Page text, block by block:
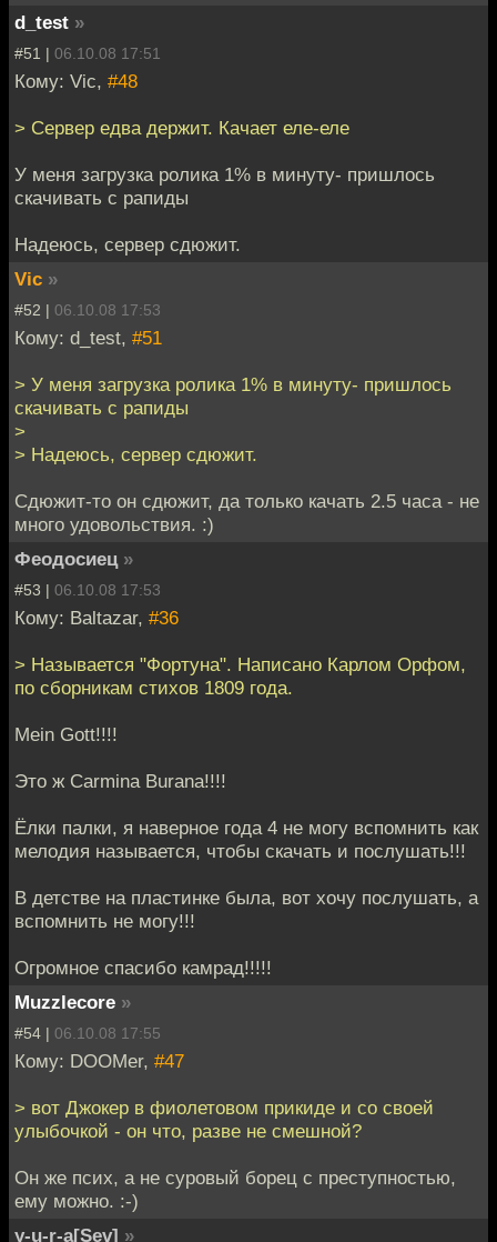
d_test »
#51 | 06.10.08 17:51
Кому: Vic, #48
> Сервер едва держит. Качает еле-еле
У меня загрузка ролика 1% в минуту- пришлось
скачивать с рапиды
Надеюсь, сервер сдюжит.
Vic »
#52 | 06.10.08 17:53
Кому: d_test, #51
> У меня загрузка ролика 1% в минуту- пришлось
скачивать с рапиды
>
> Надеюсь, сервер сдюжит.
Сдюжит-то он сдюжит, да только качать 2.5 часа - не
много удовольствия. :)
Феодосиец »
#53 | 06.10.08 17:53
Кому: Baltazar, #36
> Называется "Фортуна". Написано Карлом Орфом,
по сборникам стихов 1809 года.
Mein Gott!!!!
Это ж Carmina Burana!!!!
Ёлки палки, я наверное года 4 не могу вспомнить как
мелодия называется, чтобы скачать и послушать!!!
В детстве на пластинке была, вот хочу послушать, а
вспомнить не могу!!!
Огромное спасибо камрад!!!!!
Muzzlecore »
#54 | 06.10.08 17:55
Кому: DOOMer, #47
> вот Джокер в фиолетовом прикиде и со своей
улыбочкой - он что, разве не смешной?
Он же псих, а не суровый борец с преступностью,
ему можно. :-)
y-u-r-a[Sev] »